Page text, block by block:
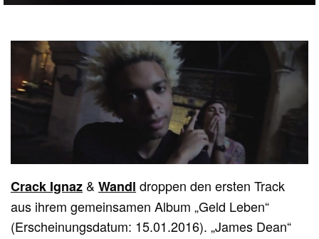
Crack Ignaz &Wandl droppen den ersten Track
aus ihrem gemeinsamen Album „Geld Leben“
(Erscheinungsdatum: 15.01.2016). „James Dean“